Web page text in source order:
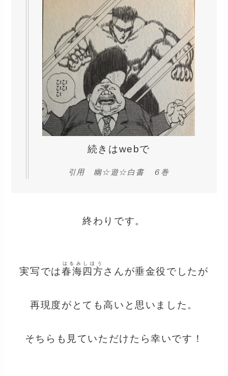
続きはwebで
引用 幽☆遊☆白書 ６巻
終わりです。
実写では春海四方
はるみしほう
さんが垂金役でしたが
再現度がとても高いと思いました。
そちらも見ていただけたら幸いです！